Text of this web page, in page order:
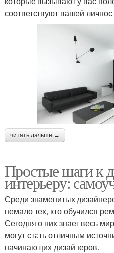
соответствуют вашей
читать дальше →
Простые шаги к
интерьеру:
Среди знаменитых
немало тех, кто обучился
Сегодня о них знает весь
могут стать отличным
начинающих дизайнеров.